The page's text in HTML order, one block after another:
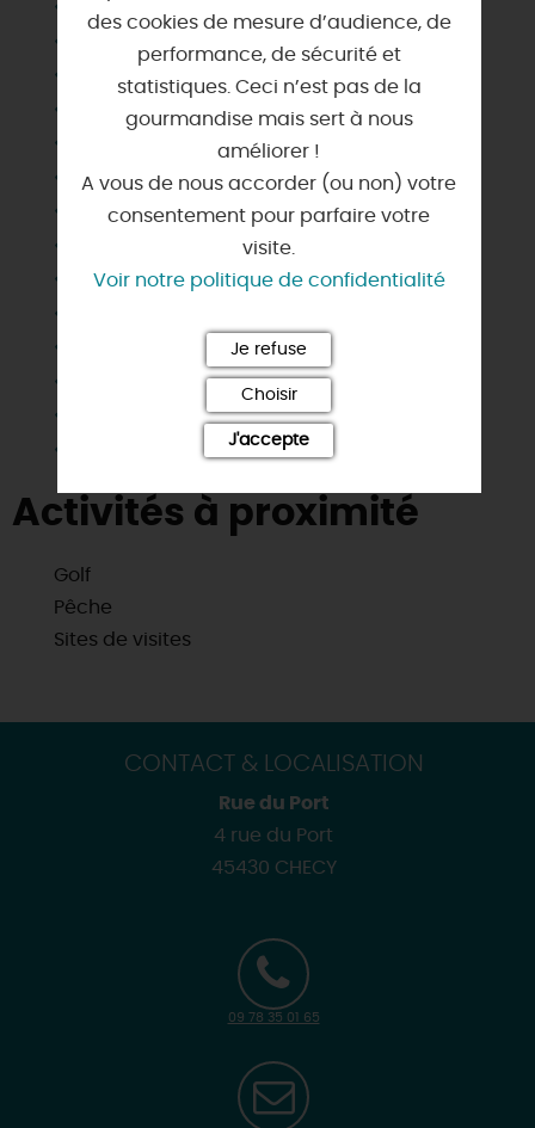
Barbecue
Jardin indépendant
Lave vaisselle
Matériel enfant
Parking
Salle d'eau privée
Activités à proximité
Golf
Pêche
Sites de visites
CONTACT & LOCALISATION
Rue du Port
4 rue du Port
45430 CHECY
09 78 35 01 65
des cookies de mesure d’audience, de
performance, de sécurité et
statistiques. Ceci n’est pas de la
gourmandise mais sert à nous
améliorer !
A vous de nous accorder (ou non) votre
consentement pour parfaire votre
visite.
Voir notre politique de confidentialité
Je refuse
Choisir
J'accepte